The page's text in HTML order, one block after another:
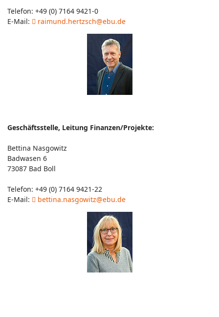
Telefon: +49 (0) 7164 9421-0
E-Mail:
raimund.hertzsch@ebu.de
Geschäftsstelle, Leitung Finanzen/Projekte:
Bettina Nasgowitz
Badwasen 6
73087 Bad Boll
Telefon: +49 (0) 7164 9421-22
E-Mail:
bettina.nasgowitz@ebu.de